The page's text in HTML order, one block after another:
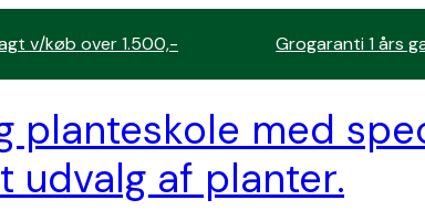
v/køb over 1.500,- Grogaranti 1 års
planteskole med
udvalg af planter.